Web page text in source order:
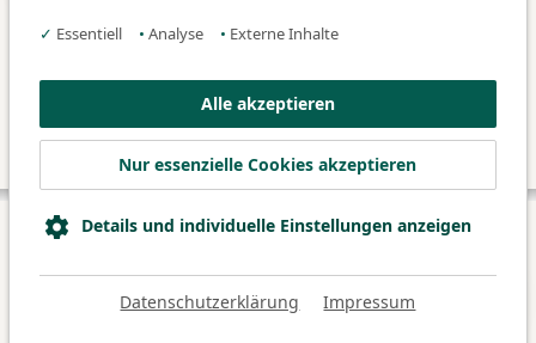
© 2026 Klinikum Fürth
Datenschutz
Impressum
Barrierefreiheitserklärung
✓ Essentiell • Analyse • Externe Inhalte
Alle akzeptieren
Nur essenzielle Cookies akzeptieren
Details und individuelle Einstellungen anzeigen
Datenschutzerklärung Impressum